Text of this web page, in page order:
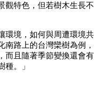
觀特色，但若樹木生長不
環境，如何與周遭環境共
南路上的台灣欒樹為例，
而且隨著季節變換還會有
種。」